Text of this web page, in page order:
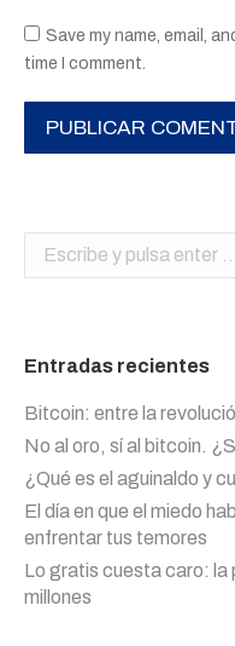
Save my name, email,
time I comment.
PUBLICAR
Buscar:
Entradas recientes
Bitcoin: entre la
No al oro, sí al bitcoin.
¿Qué es el aguinaldo y
El día en que el miedo
enfrentar tus temores
Lo gratis cuesta caro: la
millones